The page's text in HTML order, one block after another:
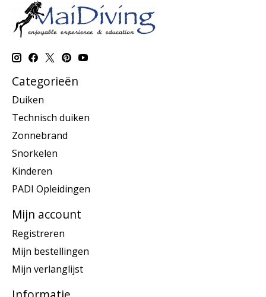
Categorieën
Duiken
Technisch duiken
Zonnebrand
Snorkelen
Kinderen
PADI Opleidingen
Mijn account
Registreren
Mijn bestellingen
Mijn verlanglijst